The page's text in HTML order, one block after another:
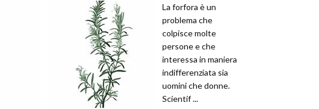
La forfora è un
problema che
colpisce molte
persone e che
interessa in maniera
indifferenziata sia
uomini che donne.
Scientif ...